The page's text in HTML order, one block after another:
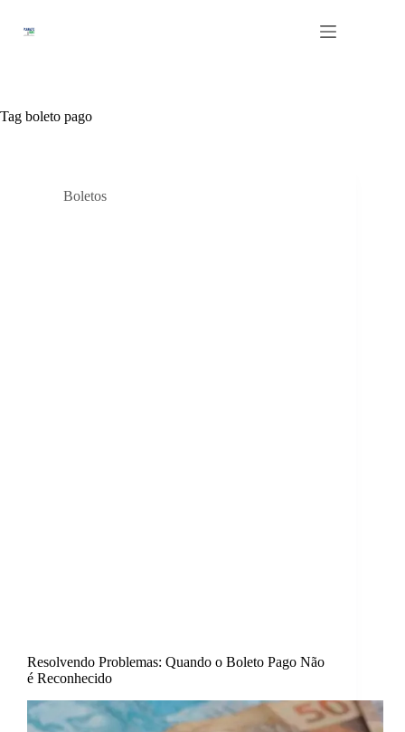
Tag boleto pago
Boletos
Resolvendo Problemas: Quando o Boleto Pago Não
é Reconhecido